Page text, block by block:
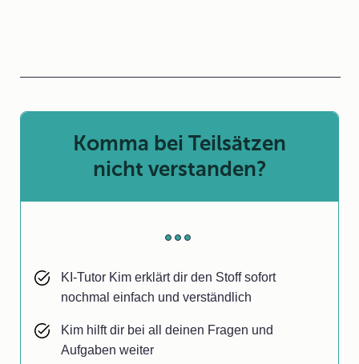
Komma bei Teilsätzen
nicht verstanden?
KI-Tutor Kim erklärt dir den Stoff sofort
nochmal einfach und verständlich
Kim hilft dir bei all deinen Fragen und
Aufgaben weiter